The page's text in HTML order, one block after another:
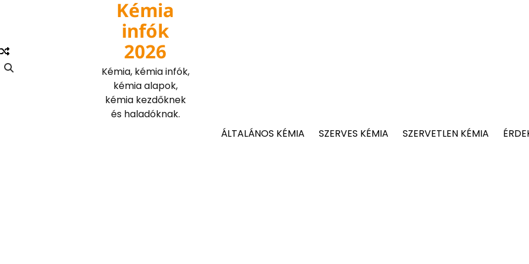
Kémia
infók
2026
Kémia, kémia infók,
kémia alapok,
kémia kezdőknek
és haladóknak.
ÁLTALÁNOS KÉMIA
SZERVES KÉMIA SZERVETLEN KÉMIA